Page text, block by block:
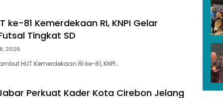
ke-81 Kemerdekaan RI, KNPI Gelar
Tingkat SD
2026
HUT Kemerdekaan RI ke-81, KNPI…
Perkuat Kader Kota Cirebon Jelang